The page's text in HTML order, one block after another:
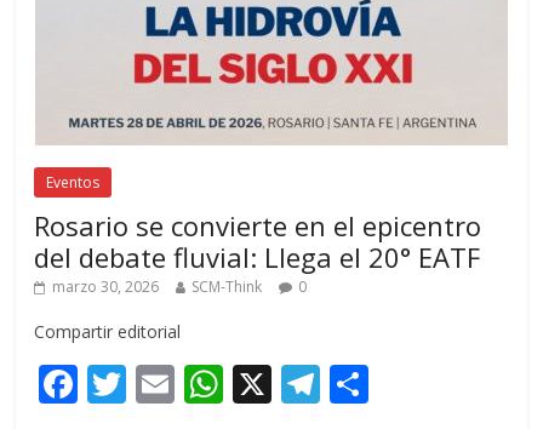
Eventos
Rosario se convierte en el epicentro
del debate fluvial: Llega el 20° EATF
marzo 30, 2026 SCM-Think 0
Compartir editorial
F T E W X T